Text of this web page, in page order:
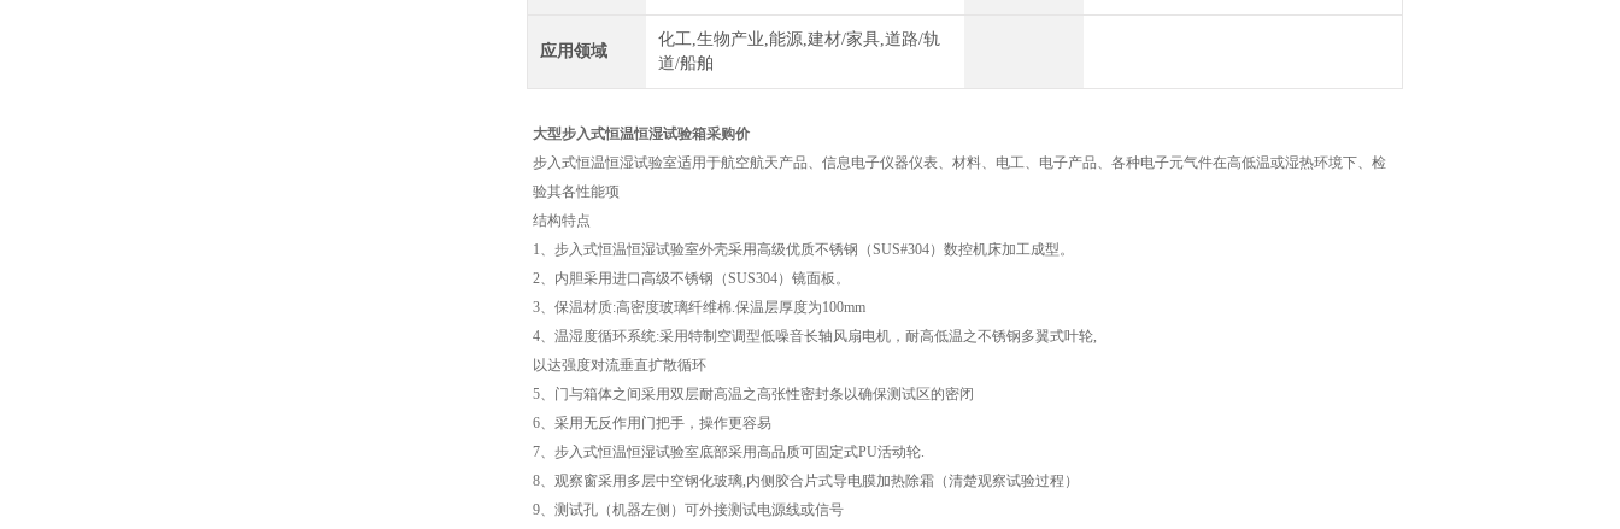
应用领域
化工,生物产业,能源,建材/家具,道路/轨
道/船舶
大型步入式恒温恒湿试验箱采购价
步入式恒温恒湿试验室适用于航空航天产品、信息电子仪器仪表、材料、电工、电子产品、各种电子元气件在高低温或湿热环境下、检
验其各性能项
结构特点
1、步入式恒温恒湿试验室外壳采用高级优质不锈钢（SUS#304）数控机床加工成型。
2、内胆采用进口高级不锈钢（SUS304）镜面板。
3、保温材质:高密度玻璃纤维棉.保温层厚度为100mm
4、温湿度循环系统:采用特制空调型低噪音长轴风扇电机，耐高低温之不锈钢多翼式叶轮,
以达强度对流垂直扩散循环
5、门与箱体之间采用双层耐高温之高张性密封条以确保测试区的密闭
6、采用无反作用门把手，操作更容易
7、步入式恒温恒湿试验室底部采用高品质可固定式PU活动轮.
8、观察窗采用多层中空钢化玻璃,内侧胶合片式导电膜加热除霜（清楚观察试验过程）
9、测试孔（机器左侧）可外接测试电源线或信号